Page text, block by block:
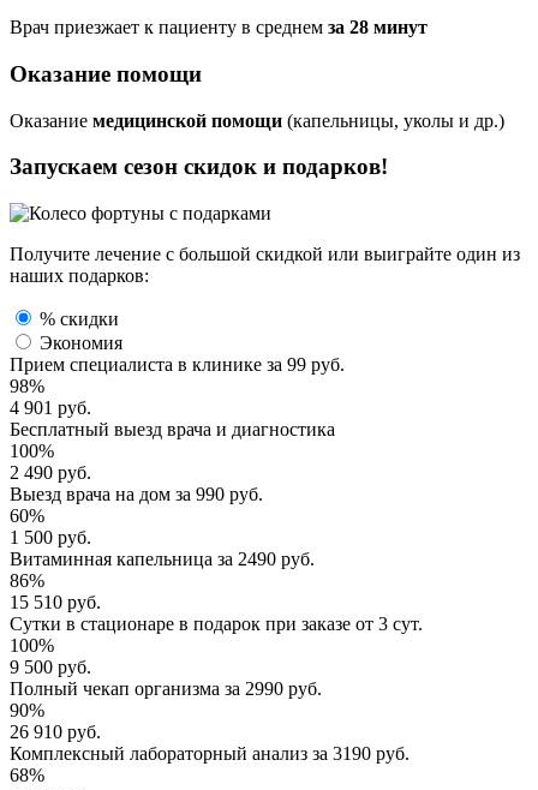
Врач приезжает к пациенту в среднем за 28 минут
Оказание помощи
Оказание медицинской помощи (капельницы, уколы и др.)
Запускаем сезон скидок и подарков!
Получите лечение с большой скидкой или выиграйте один из
наших подарков:
% скидки
Экономия
Прием специалиста в клинике за 99 руб.
98%
4 901 руб.
Бесплатный выезд врача и диагностика
100%
2 490 руб.
Выезд врача на дом за 990 руб.
60%
1 500 руб.
Витаминная капельница за 2490 руб.
86%
15 510 руб.
Сутки в стационаре в подарок при заказе от 3 сут.
100%
9 500 руб.
Полный чекап организма за 2990 руб.
90%
26 910 руб.
Комплексный лабораторный анализ за 3190 руб.
68%